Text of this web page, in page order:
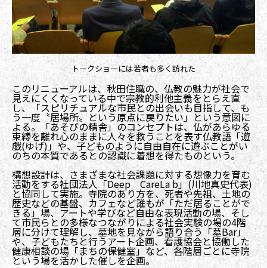
トークショーには若者も多く訪れた
このリニューアルは、秋田住職の、仏教の魅力が社会で
見えにくくなっている中で宗教的利他主義をとらえ直
し、「スピリチュアルな市民との出会いも目指して、も
う一度〝居場所〟という原点に戻りたい」という意図に
よる。「あそびの精舎」のコンセプトは、仏があらゆる
束縛を離れ心のままに人々を救うことを表す仏教語「遊
戯(ゆげ)」や、子どものように自由自在に遊ぶことがい
のちの本質であるとの認識に着想を得たものという。
構想設計は、さまざまな社会課題に対する想像力を育む
活動をする社団法人「Deep CareLa b」(川地真史代表)
と協同して実施。寺院のあり方を、死者や先祖、土地の
歴史などの基盤、カフェなど誰もが「ただ居ることがで
きる」場、アートや学びなど自由な表現活動の場、そし
て市民らとの多様なつながりによる社会実験の場の4階
層に分けて理解し、墓地を見ながら語り合う「墓Bar」
や、子どもたちと行うアート企画、看護協会と協働した
健康相談の場「まちの保健室」など、各階層ごとに寺院
という場を活かした催しを企画。